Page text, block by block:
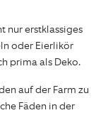
nur erstklassiges
oder Eierlikör
prima als Deko.
auf der Farm zu
Fäden in der